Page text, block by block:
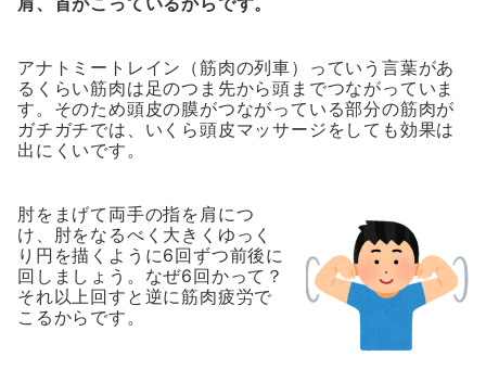
アナトミートレイン（筋肉の列車）っていう言葉があ
るくらい筋肉は足のつま先から頭までつながっていま
す。そのため頭皮の膜がつながっている部分の筋肉が
ガチガチでは、いくら頭皮マッサージをしても効果は
出にくいです。
肘をまげて両手の指を肩につ
け、肘をなるべく大きくゆっく
り円を描くように6回ずつ前後に
回しましょう。なぜ6回かって？
それ以上回すと逆に筋肉疲労で
こるからです。